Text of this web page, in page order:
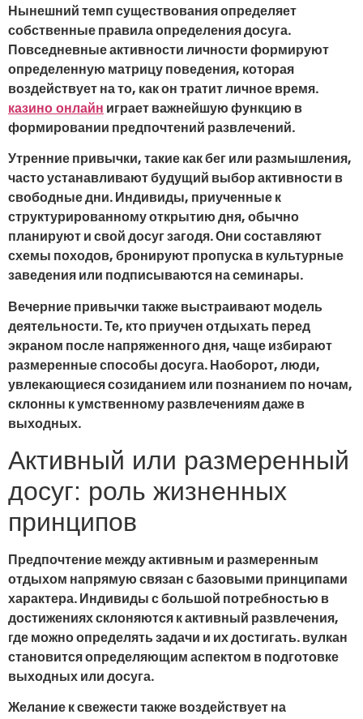
Нынешний темп существования определяет
собственные правила определения досуга.
Повседневные активности личности формируют
определенную матрицу поведения, которая
воздействует на то, как он тратит личное время.
казино онлайн играет важнейшую функцию в
формировании предпочтений развлечений.
Утренние привычки, такие как бег или размышления,
часто устанавливают будущий выбор активности в
свободные дни. Индивиды, приученные к
структурированному открытию дня, обычно
планируют и свой досуг загодя. Они составляют
схемы походов, бронируют пропуска в культурные
заведения или подписываются на семинары.
Вечерние привычки также выстраивают модель
деятельности. Те, кто приучен отдыхать перед
экраном после напряженного дня, чаще избирают
размеренные способы досуга. Наоборот, люди,
увлекающиеся созиданием или познанием по ночам,
склонны к умственному развлечениям даже в
выходных.
Активный или размеренный
досуг: роль жизненных
принципов
Предпочтение между активным и размеренным
отдыхом напрямую связан с базовыми принципами
характера. Индивиды с большой потребностью в
достижениях склоняются к активный развлечения,
где можно определять задачи и их достигать. вулкан
становится определяющим аспектом в подготовке
выходных или досуга.
Желание к свежести также воздействует на